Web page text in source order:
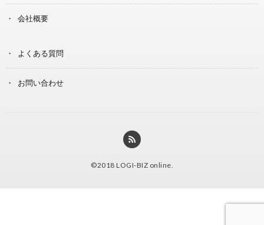
会社概要
よくある質問
お問い合わせ
©2018 LOGI-BIZ online